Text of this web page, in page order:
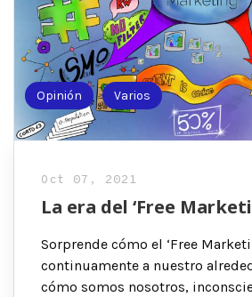
Opinión Varios
Oct 07, 2021
La era del ‘Free
Sorprende cómo el ‘Free
continuamente a nuestro
cómo somos nosotros,